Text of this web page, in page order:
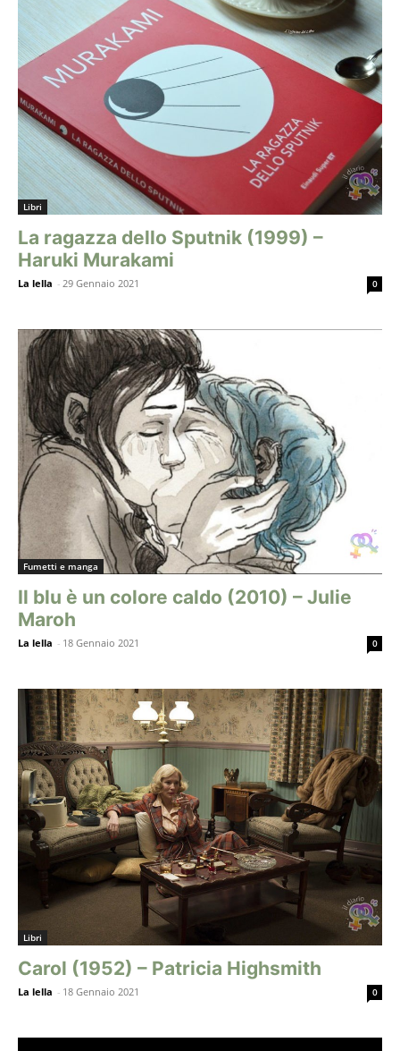
Libri
La ragazza dello Sputnik (1999) –
Haruki Murakami
La lella - 29 Gennaio 2021 0
Fumetti e manga
Il blu è un colore caldo (2010) – Julie
Maroh
La lella - 18 Gennaio 2021 0
Libri
Carol (1952) – Patricia Highsmith
La lella - 18 Gennaio 2021 0